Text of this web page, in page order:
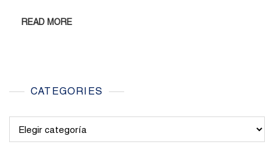
READ MORE
CATEGORIES